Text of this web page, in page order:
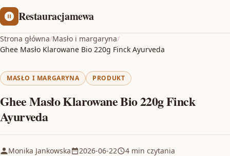
Restauracjamewa
Strona główna/Masło i margaryna/
Ghee Masło Klarowane Bio 220g Finck Ayurveda
MASŁO I MARGARYNA PRODUKT
Ghee Masło Klarowane Bio 220g Finck
Ayurveda
Monika Jankowska 2026-06-22 4 min czytania